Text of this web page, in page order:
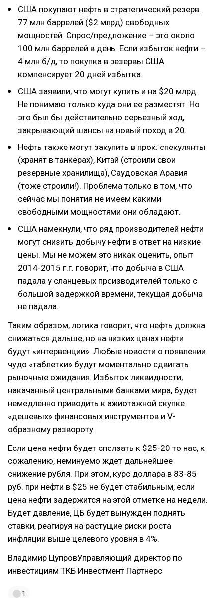
США покупают нефть в стратегический резерв.
77 млн баррелей ($2 млрд) свободных
мощностей. Спрос/предложение – это около
100 млн баррелей в день. Если избыток нефти –
4 млн б/д, то покупка в резервы США
компенсирует 20 дней избытка.
США заявили, что могут купить и на $20 млрд.
Не понимаю только куда они ее разместят. Но
это был бы действительно серьезный ход,
закрывающий шансы на новый поход в 20.
Нефть также могут закупить в прок: спекулянты
(хранят в танкерах), Китай (строили свои
резервные хранилища), Саудовская Аравия
(тоже строили!). Проблема только в том, что
сейчас мы понятия не имеем какими
свободными мощностями они обладают.
США намекнули, что ряд производителей нефти
могут снизить добычу нефти в ответ на низкие
цены. Мы не можем это никак оценить, опыт
2014-2015 г.г. говорит, что добыча в США
падала у сланцевых производителей только с
большой задержкой времени, текущая добыча
не падала.
Таким образом, логика говорит, что нефть должна
снижаться дальше, но на низких ценах нефти
будут «интервенции». Любые новости о появлении
чудо «таблетки» будут моментально сдвигать
рыночные ожидания. Избыток ликвидности,
накачанный центральными банками мира, будет
немедленно приводить к ажиотажной скупке
«дешевых» финансовых инструментов и V-
образному развороту.
Если цена нефти будет сползать к $25-20 то нас, к
сожалению, неминуемо ждет дальнейшее
снижение рубля. При этом, курс доллара в 83-85
руб. при нефти в $25 не будет стабильным, если
цена нефти задержится на этой отметке на недели.
Будет давление, ЦБ будет вынужден поднять
ставки, реагируя на растущие риски роста
инфляции выше целевого уровня в 4%.
Владимир ЦупровУправляющий директор по
инвестициям ТКБ Инвестмент Партнерс
1